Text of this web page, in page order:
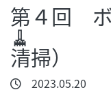
採用情報
お問い合わせ
第４回 ボ
🧹
清掃）
2023.05.20